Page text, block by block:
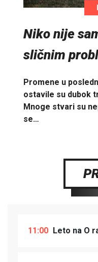
Niko nije
sličnim
Promene u
ostavile su dubok
Mnoge stvari su
se…
11:00 Leto na O